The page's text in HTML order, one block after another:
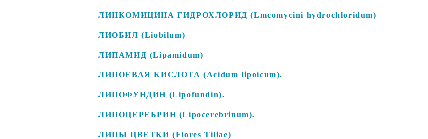
ЛИНКОМИЦИНА ГИДРОХЛОРИД (Lmcomycini hydrochloridum)
ЛИОБИЛ (Liobilum)
ЛИПАМИД (Lipamidum)
ЛИПОЕВАЯ КИСЛОТА (Acidum lipoicum).
ЛИПОФУНДИН (Lipofundin).
ЛИПОЦЕРЕБРИН (Lipocerebrinum).
ЛИПЫ ЦВЕТКИ (Flores Тiliае)